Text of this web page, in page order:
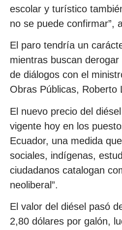
escolar y turístico
no se puede confirmar”,
El paro tendría un
mientras buscan
de diálogos con el
Obras Públicas, Roberto
El nuevo precio del
vigente hoy en los
Ecuador, una medida
sociales, indígenas,
ciudadanos catalogan
neoliberal”.
El valor del diésel pasó
2,80 dólares por galón,